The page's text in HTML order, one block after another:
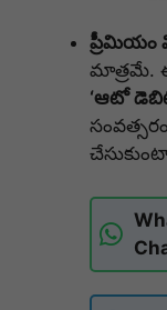
ప్రీమియం
మాత్రమే.
‘ఆటో